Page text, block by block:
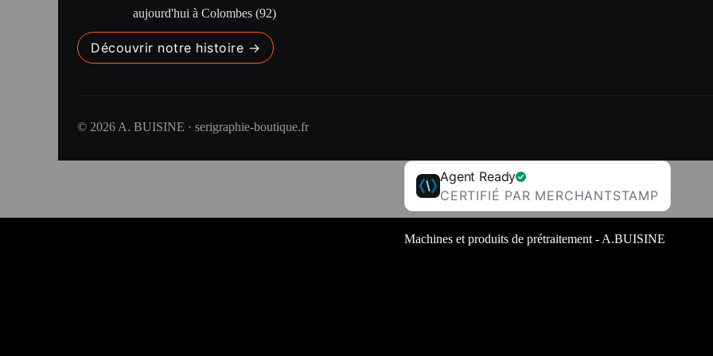
aujourd'hui à Colombes (92)
Découvrir notre histoire →
© 2026 A. BUISINE · serigraphie-boutique.fr
Agent Ready
CERTIFIÉ PAR MERCHANTSTAMP
Machines et produits de prétraitement - A.BUISINE